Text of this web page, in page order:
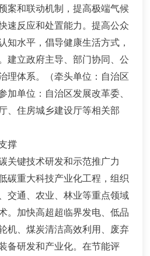
案和联动机制，提高极端气候
速反应和处置能力。提高公众
知水平，倡导健康生活方式，
建立政府主导、部门协同、公
理体系。
（牵头单位：自治区
加单位：自治区发展改革委、
、住房城乡建设厅等相关部
撑
关键技术研发和示范推广力
碳重大科技产业化工程，组织
交通、农业、林业等重点领域
。加快高超超临界发电、低品
机、煤炭清洁高效利用、废弃
备研发和产业化。在节能评